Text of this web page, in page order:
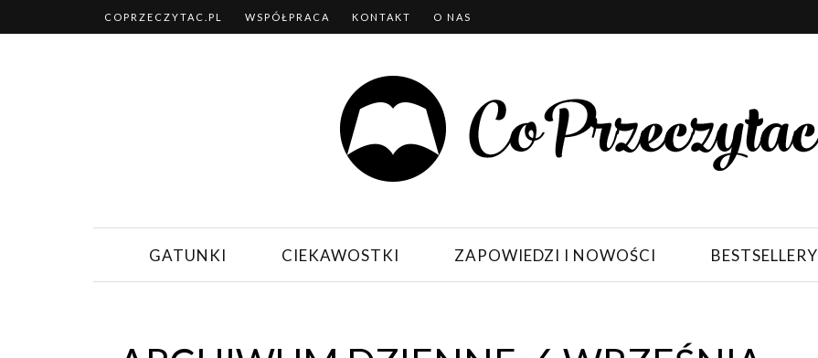
COPRZECZYTAC.PL WSPÓŁPRACA KONTAKT O NAS
GATUNKI CIEKAWOSTKI ZAPOWIEDZI I NOWOŚCI BESTSELLERY